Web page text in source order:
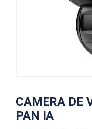
CAMERA DE
PAN IA